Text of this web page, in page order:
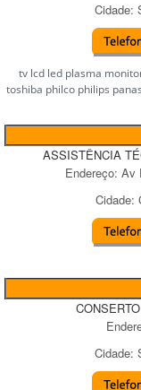
Cidade:
tv lcd led plasma
toshiba philco philips
ASSISTÊNCIA
Endereço: Av
Cidade:
Cidade: